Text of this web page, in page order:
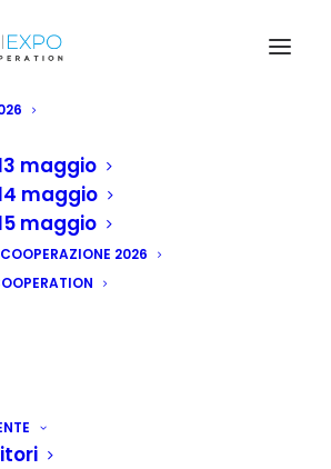
maggio
maggio
maggio
2026